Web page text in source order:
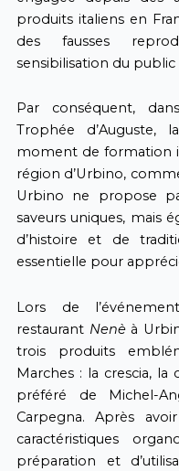
produits italiens en
des fausses
sensibilisation du public
Par conséquent,
Trophée d’Auguste,
moment de formation
région d’Urbino,
Urbino ne propose
saveurs uniques, mais
d’histoire et de
essentielle pour
Lors de
restaurant Nenèà
trois produits
Marches : la crescia, la
préféré de Michel-
Carpegna. Après
caractéristiques
préparation et